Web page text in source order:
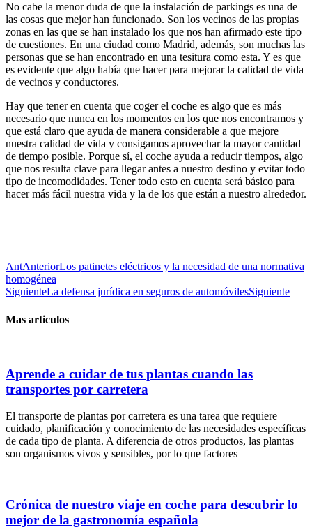
No cabe la menor duda de que la instalación de parkings es una de
las cosas que mejor han funcionado. Son los vecinos de las propias
zonas en las que se han instalado los que nos han afirmado este tipo
de cuestiones. En una ciudad como Madrid, además, son muchas las
personas que se han encontrado en una tesitura como esta. Y es que
es evidente que algo había que hacer para mejorar la calidad de vida
de vecinos y conductores.
Hay que tener en cuenta que coger el coche es algo que es más
necesario que nunca en los momentos en los que nos encontramos y
que está claro que ayuda de manera considerable a que mejore
nuestra calidad de vida y consigamos aprovechar la mayor cantidad
de tiempo posible. Porque sí, el coche ayuda a reducir tiempos, algo
que nos resulta clave para llegar antes a nuestro destino y evitar todo
tipo de incomodidades. Tener todo esto en cuenta será básico para
hacer más fácil nuestra vida y la de los que están a nuestro alrededor.
AntAnteriorLos patinetes eléctricos y la necesidad de una normativa
homogénea
SiguienteLa defensa jurídica en seguros de automóvilesSiguiente
Mas articulos
Aprende a cuidar de tus plantas cuando las
transportes por carretera
El transporte de plantas por carretera es una tarea que requiere
cuidado, planificación y conocimiento de las necesidades específicas
de cada tipo de planta. A diferencia de otros productos, las plantas
son organismos vivos y sensibles, por lo que factores
Crónica de nuestro viaje en coche para descubrir lo
mejor de la gastronomía española